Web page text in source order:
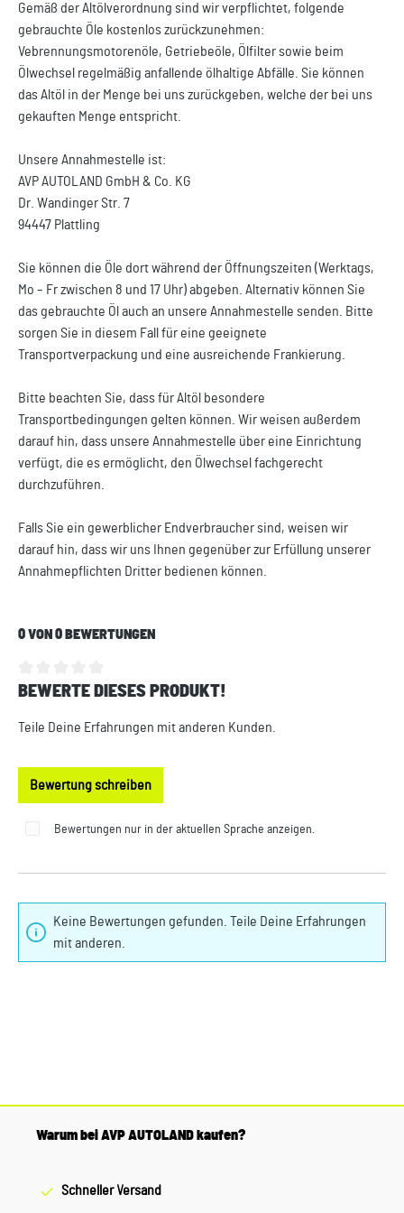
Gemäß der Altölverordnung sind wir verpflichtet, folgende
gebrauchte Öle kostenlos zurückzunehmen:
Vebrennungsmotorenöle, Getriebeöle, Ölfilter sowie beim
Ölwechsel regelmäßig anfallende ölhaltige Abfälle. Sie können
das Altöl in der Menge bei uns zurückgeben, welche der bei uns
gekauften Menge entspricht.
Unsere Annahmestelle ist:
AVP AUTOLAND GmbH & Co. KG
Dr. Wandinger Str. 7
94447 Plattling
Sie können die Öle dort während der Öffnungszeiten (Werktags,
Mo – Fr zwischen 8 und 17 Uhr) abgeben. Alternativ können Sie
das gebrauchte Öl auch an unsere Annahmestelle senden. Bitte
sorgen Sie in diesem Fall für eine geeignete
Transportverpackung und eine ausreichende Frankierung.
Bitte beachten Sie, dass für Altöl besondere
Transportbedingungen gelten können. Wir weisen außerdem
darauf hin, dass unsere Annahmestelle über eine Einrichtung
verfügt, die es ermöglicht, den Ölwechsel fachgerecht
durchzuführen.
Falls Sie ein gewerblicher Endverbraucher sind, weisen wir
darauf hin, dass wir uns Ihnen gegenüber zur Erfüllung unserer
Annahmepflichten Dritter bedienen können.
0 VON 0 BEWERTUNGEN
Durchschnittliche Bewertung von 0 von 5 Sternen
BEWERTE DIESES PRODUKT!
Teile Deine Erfahrungen mit anderen Kunden.
Bewertung schreiben
Bewertungen nur in der aktuellen Sprache anzeigen.
Keine Bewertungen gefunden. Teile Deine Erfahrungen
mit anderen.
Warum bei AVP AUTOLAND kaufen?
Schneller Versand